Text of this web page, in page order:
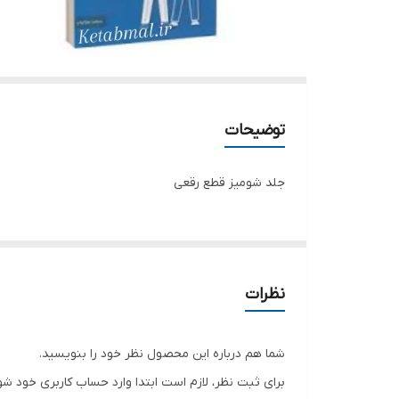
توضیحات
جلد شومیز قطع رقعی
نظرات
شما هم درباره این محصول نظر خود را بنویسید.
برای ثبت نظر، لازم است ابتدا وارد حساب کاربری خود